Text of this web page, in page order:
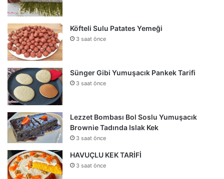
Köfteli Sulu Patates Yemeği
3 saat önce
Sünger Gibi Yumuşacık Pankek Tarifi
3 saat önce
Lezzet Bombası Bol Soslu Yumuşacık
Brownie Tadında Islak Kek
3 saat önce
HAVUÇLU KEK TARİFİ
3 saat önce